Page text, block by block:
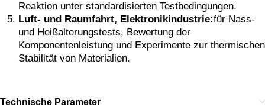
Reaktion unter standardisierten Testbedingungen.
Luft- und Raumfahrt, Elektronikindustrie:für Nass-
und Heißalterungstests, Bewertung der
Komponentenleistung und Experimente zur thermischen
Stabilität von Materialien.
Technische Parameter